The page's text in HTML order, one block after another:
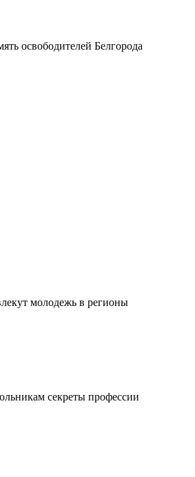
освободителей Белгорода
молодежь в регионы
секреты профессии